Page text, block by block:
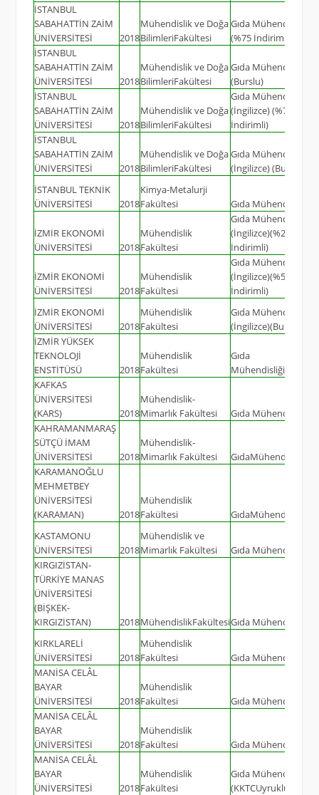
İSTANBUL
SABAHATTİN ZAİM
ÜNİVERSİTESİ
2018
Mühendislik ve Doğa
BilimleriFakültesi
Gıda Mühendisliği
(%75 İndirimli)
İSTANBUL
SABAHATTİN ZAİM
ÜNİVERSİTESİ
2018
Mühendislik ve Doğa
BilimleriFakültesi
Gıda Mühendisliği
(Burslu)
İSTANBUL
SABAHATTİN ZAİM
ÜNİVERSİTESİ
2018
Mühendislik ve Doğa
BilimleriFakültesi
Gıda Mühendisliği
(İngilizce) (%75
İndirimli)
İSTANBUL
SABAHATTİN ZAİM
ÜNİVERSİTESİ
2018
Mühendislik ve Doğa
BilimleriFakültesi
Gıda Mühendisliği
(İngilizce) (Burslu)
İSTANBUL TEKNİK
ÜNİVERSİTESİ
2018
Kimya-Metalurji
Fakültesi
Gıda Mühendisliği
İZMİR EKONOMİ
ÜNİVERSİTESİ
2018
Mühendislik
Fakültesi
Gıda Mühendisliği
(İngilizce)(%25
İndirimli)
İZMİR EKONOMİ
ÜNİVERSİTESİ
2018
Mühendislik
Fakültesi
Gıda Mühendisliği
(İngilizce)(%50
İndirimli)
İZMİR EKONOMİ
ÜNİVERSİTESİ
2018
Mühendislik
Fakültesi
Gıda Mühendisliği
(İngilizce)(Burslu)
İZMİR YÜKSEK
TEKNOLOJİ
ENSTİTÜSÜ
2018
Mühendislik
Fakültesi
Gıda
KAFKAS
ÜNİVERSİTESİ
(KARS)
2018
Mühendislik-
Mimarlık Fakültesi
Gıda Mühendisliği
KAHRAMANMARAŞ
SÜTÇÜ İMAM
ÜNİVERSİTESİ
2018
Mühendislik-
Mimarlık Fakültesi
GıdaMühendisliği
KARAMANOĞLU
MEHMETBEY
ÜNİVERSİTESİ
(KARAMAN)
2018
Mühendislik
Fakültesi
GıdaMühendisliği
KASTAMONU
ÜNİVERSİTESİ
2018
Mühendislik ve
Mimarlık Fakültesi
Gıda Mühendisliği
KIRGIZİSTAN-
TÜRKİYE MANAS
ÜNİVERSİTESİ
(BİŞKEK-
KIRGIZİSTAN)
2018MühendislikFakültesiGıda Mühendisliği
KIRKLARELİ
ÜNİVERSİTESİ
2018
Mühendislik
Fakültesi
Gıda Mühendisliği
MANİSA CELÂL
BAYAR
ÜNİVERSİTESİ
2018
Mühendislik
Fakültesi
Gıda Mühendisliği
MANİSA CELÂL
BAYAR
ÜNİVERSİTESİ
2018
Mühendislik
Fakültesi
Gıda Mühendisliği
MANİSA CELÂL
BAYAR
ÜNİVERSİTESİ
2018
Mühendislik
Fakültesi
Gıda Mühendisliği
(KKTCUyruklu)